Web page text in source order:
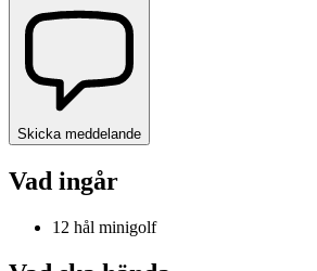
Skicka meddelande
Vad ingår
12 hål minigolf